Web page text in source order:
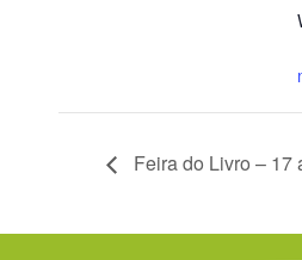
Feira do Livro – 17